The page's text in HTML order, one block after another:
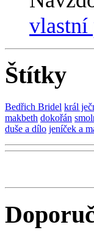
vlastní
Štítky
Bedřich Bridel král
makbeth dokořán
duše a dílo jeníček a